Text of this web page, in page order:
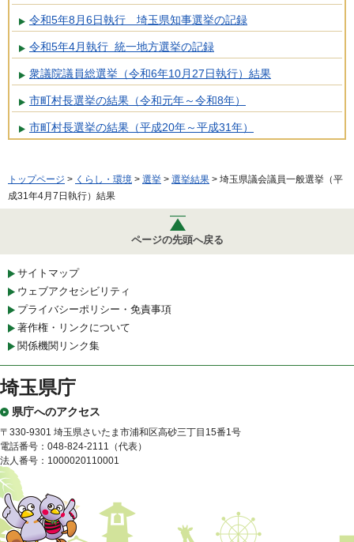
令和5年8月6日執行 埼玉県知事選挙の記録
令和5年4月執行 統一地方選挙の記録
衆議院議員総選挙（令和6年10月27日執行）結果
市町村長選挙の結果（令和元年～令和8年）
市町村長選挙の結果（平成20年～平成31年）
トップページ > くらし・環境 > 選挙 > 選挙結果 > 埼玉県議会議員一般選挙（平
成31年4月7日執行）結果
ページの先頭へ戻る
サイトマップ
ウェブアクセシビリティ
プライバシーポリシー・免責事項
著作権・リンクについて
関係機関リンク集
埼玉県庁
県庁へのアクセス
〒330-9301 埼玉県さいたま市浦和区高砂三丁目15番1号
電話番号：048-824-2111（代表）
法人番号：1000020110001